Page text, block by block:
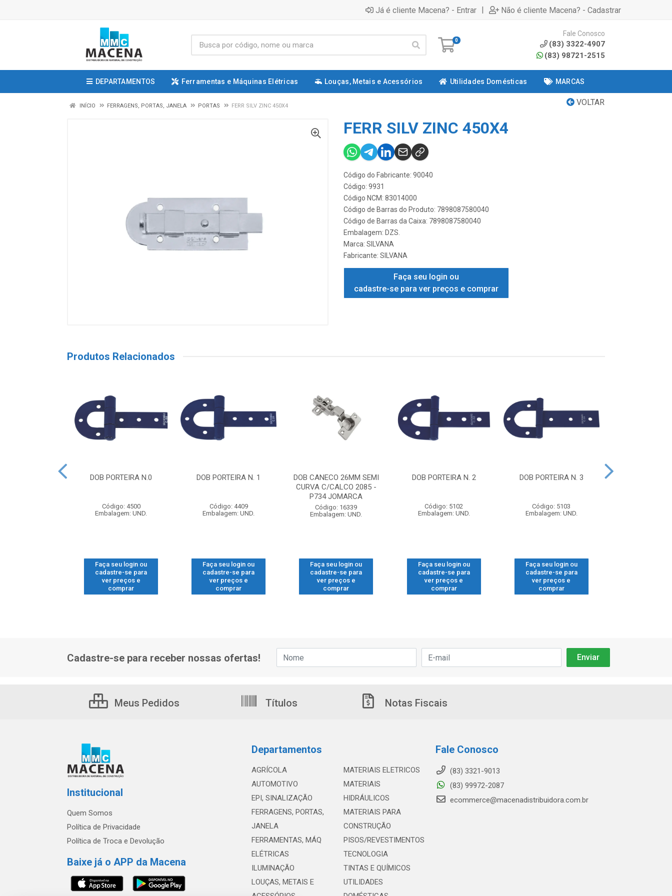
Já é cliente Macena? - Entrar | Não é cliente Macena? - Cadastrar
0
Fale Conosco
(83) 3322-4907
(83) 98721-2515
DEPARTAMENTOS Ferramentas e Máquinas Elétricas Louças, Metais e Acessórios Utilidades Domésticas MARCAS
VOLTAR
INÍCIO FERRAGENS, PORTAS, JANELA PORTAS FERR SILV ZINC 450X4
FERR SILV ZINC 450X4
Código do Fabricante: 90040
Código: 9931
Código NCM: 83014000
Código de Barras do Produto: 7898087580040
Código de Barras da Caixa: 7898087580040
Embalagem: DZS.
Marca: SILVANA
Fabricante: SILVANA
Faça seu login ou
cadastre-se para ver preços e comprar
Produtos Relacionados
DOB PORTEIRA N.0
Código: 4500
Embalagem: UND.
Faça seu login ou
cadastre-se para
ver preços e
comprar
DOB PORTEIRA N. 1
Código: 4409
Embalagem: UND.
Faça seu login ou
cadastre-se para
ver preços e
comprar
DOB CANECO 26MM SEMI
CURVA C/CALCO 2085 -
P734 JOMARCA
Código: 16339
Embalagem: UND.
Faça seu login ou
cadastre-se para
ver preços e
comprar
DOB PORTEIRA N. 2
Código: 5102
Embalagem: UND.
Faça seu login ou
cadastre-se para
ver preços e
comprar
DOB PORTEIRA N. 3
Código: 5103
Embalagem: UND.
Faça seu login ou
cadastre-se para
ver preços e
comprar
Cadastre-se para receber nossas ofertas!
Meus Pedidos Títulos Notas Fiscais
Institucional
Quem Somos
Política de Privacidade
Política de Troca e Devolução
Baixe já o APP da Macena
Departamentos
AGRÍCOLA
AUTOMOTIVO
EPI, SINALIZAÇÃO
FERRAGENS, PORTAS,
JANELA
FERRAMENTAS, MÁQ
ELÉTRICAS
ILUMINAÇÃO
LOUÇAS, METAIS E
MATERIAIS ELETRICOS
MATERIAIS
HIDRÁULICOS
MATERIAIS PARA
CONSTRUÇÃO
PISOS/REVESTIMENTOS
TECNOLOGIA
TINTAS E QUÍMICOS
UTILIDADES
Fale Conosco
(83) 3321-9013
(83) 99972-2087
ecommerce@macenadistribuidora.com.br